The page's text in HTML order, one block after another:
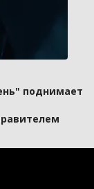
поднимает